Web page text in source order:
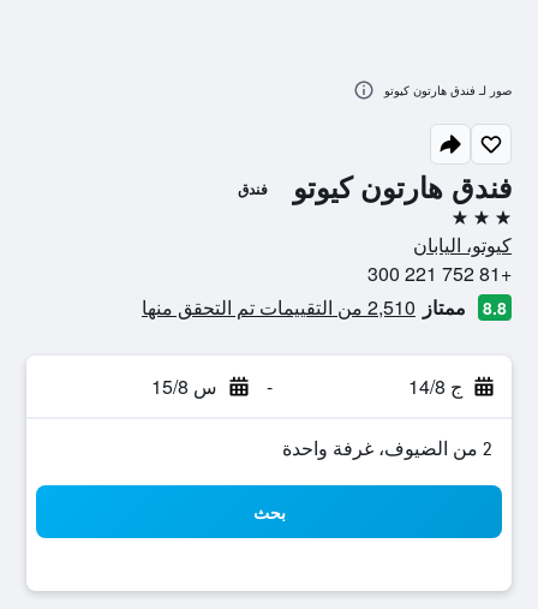
فندق هارتون كيوتو فندق
3 نجوم
كيوتو، اليابان
+81 752 221 300
8.8 ممتاز 2,510 من التقييمات تم التحقق منها
ج 14/8 - س 15/8
2 من الضيوف، غرفة واحدة
بحث
صور لـ فندق هارتون كيوتو